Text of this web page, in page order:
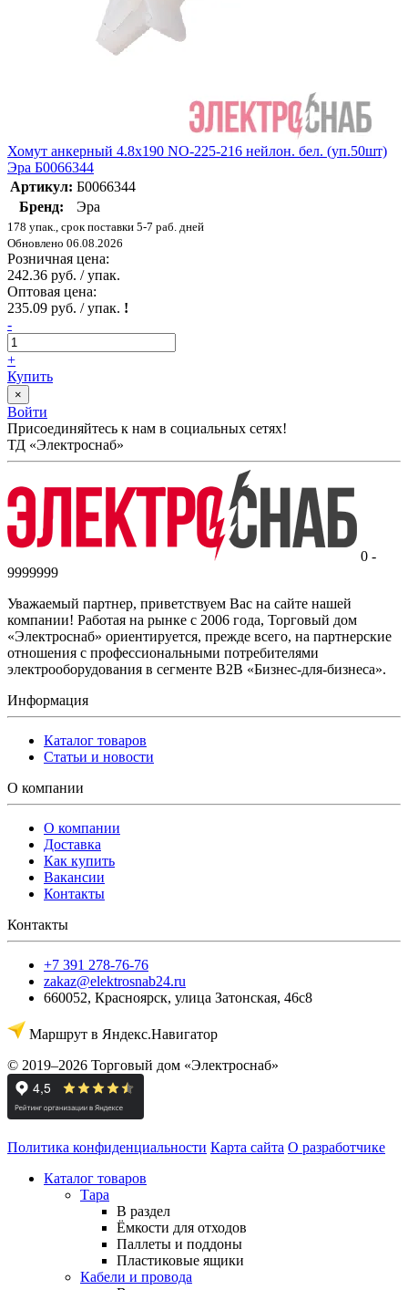
Хомут анкерный 4.8х190 NO-225-216 нейлон. бел. (уп.50шт)
Эра Б0066344
Артикул: Б0066344
Бренд:
Эра
178 упак., срок поставки 5-7 раб. дней
Обновлено 06.08.2026
Розничная цена:
242.36 руб. / упак.
Оптовая цена:
235.09 руб. / упак. !
-
+
Купить
×
Войти
Присоединяйтесь к нам в социальных сетях!
ТД «Электроснаб»
0 -
9999999
Уважаемый партнер, приветствуем Вас на сайте нашей
компании! Работая на рынке с 2006 года, Торговый дом
«Электроснаб» ориентируется, прежде всего, на партнерские
отношения с профессиональными потребителями
электрооборудования в сегменте B2B «Бизнес-для-бизнеса».
Информация
Каталог товаров
Статьи и новости
О компании
О компании
Доставка
Как купить
Вакансии
Контакты
Контакты
+7 391 278-76-76
zakaz@elektrosnab24.ru
660052, Красноярск, улица Затонская, 46с8
Маршрут в Яндекс.Навигатор
© 2019–2026 Торговый дом «Электроснаб»
Политика конфиденциальности Карта сайта О разработчике
Каталог товаров
Тара
В раздел
Ёмкости для отходов
Паллеты и поддоны
Пластиковые ящики
Кабели и провода